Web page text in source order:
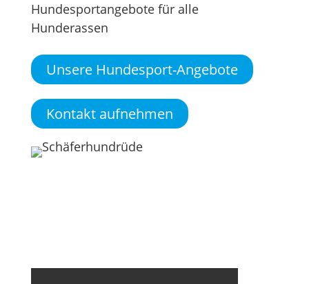
Hundesportangebote für alle
Hunderassen
Unsere Hundesport-Angebote
Kontakt aufnehmen